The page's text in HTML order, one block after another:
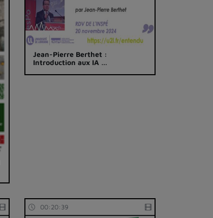
Jean-Pierre Berthet :
Introduction aux IA …
00:20:39